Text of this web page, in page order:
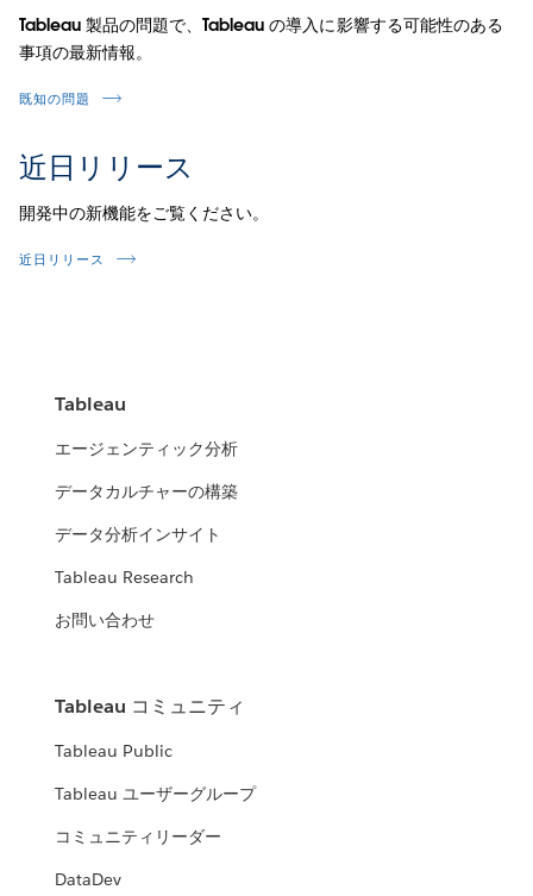
Tableau 製品の問題で、Tableau の導入に影響する可能性のある
事項の最新情報。
既知の問題
近日リリース
開発中の新機能をご覧ください。
近日リリース
Tableau
エージェンティック分析
データカルチャーの構築
データ分析インサイト
Tableau Research
お問い合わせ
Tableau コミュニティ
Tableau Public
Tableau ユーザーグループ
コミュニティリーダー
DataDev